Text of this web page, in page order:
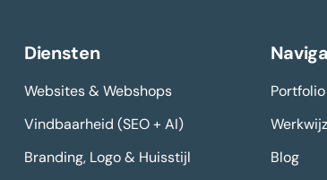
Diensten
Websites & Webshops
Vindbaarheid (SEO + AI)
Branding, Logo & Huisstijl
Portfolio
Blog